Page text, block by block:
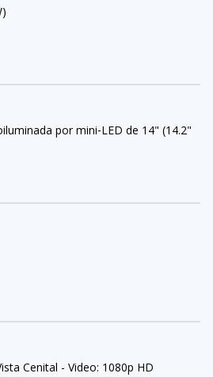
por mini‑LED de 14" (14.2"
Cenital - Video: 1080p HD